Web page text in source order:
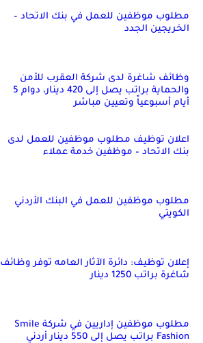
مطلوب موظفين للعمل في بنك الاتحاد –
الخريجين الجدد
وظائف شاغرة لدى شركة العقرب للأمن
والحماية براتب يصل إلى 420 دينار، دوام 5
أيام أسبوعياً وتعيين مباشر
اعلان توظيف مطلوب موظفين للعمل لدى
بنك الاتحاد – موظفين خدمة عملاء
مطلوب موظفين للعمل في البنك الأردني
الكويتي
إعلان توظيف: دائرة الآثار العامه توفر وظائف
شاغرة براتب 1250 دينار
مطلوب موظفين إداريين في شركة Smile
Fashion براتب يصل إلى 550 دينار أردني